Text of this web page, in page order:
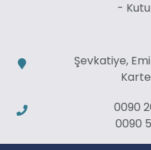
-
Şevkatiye,
0090
0090